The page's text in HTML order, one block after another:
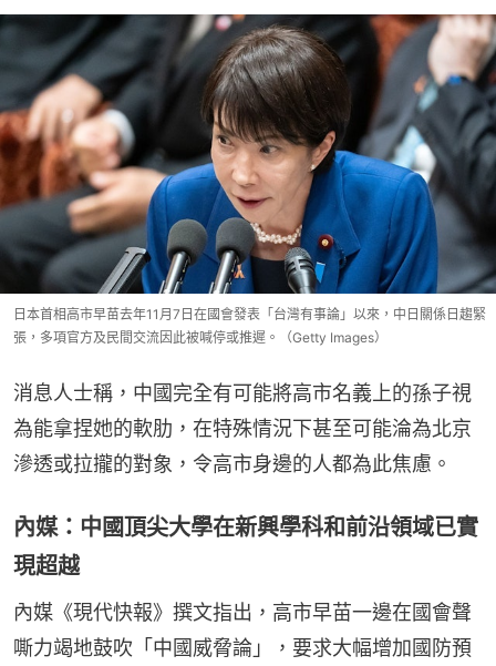
日本首相高市早苗去年11月7日在國會發表「台灣有事論」以來，中日關係日趨緊
張，多項官方及民間交流因此被喊停或推遲。（Getty Images）
消息人士稱，中國完全有可能將高市名義上的孫子視
為能拿捏她的軟肋，在特殊情況下甚至可能淪為北京
滲透或拉攏的對象，令高市身邊的人都為此焦慮。
內媒：中國頂尖大學在新興學科和前沿領域已實
現超越
內媒《現代快報》撰文指出，高市早苗一邊在國會聲
嘶力竭地鼓吹「中國威脅論」，要求大幅增加國防預